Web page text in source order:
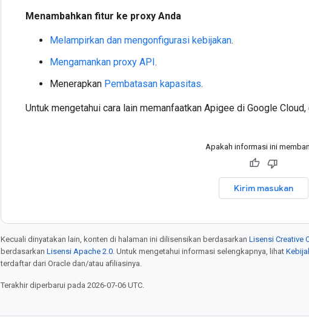
Menambahkan fitur ke proxy Anda
Melampirkan dan mengonfigurasi kebijakan.
Mengamankan proxy API.
Menerapkan Pembatasan kapasitas.
Untuk mengetahui cara lain memanfaatkan Apigee di Google Cloud,
Apakah informasi ini
Kirim masukan
Kecuali dinyatakan lain, konten di halaman ini dilisensikan berdasarkan Lisensi Creative
berdasarkan Lisensi Apache 2.0 . Untuk mengetahui informasi selengkapnya, lihat
terdaftar dari Oracle dan/atau afiliasinya.
Terakhir diperbarui pada 2026-07-06 UTC.